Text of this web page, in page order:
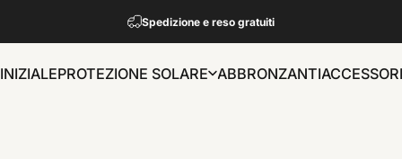
Spedizione e reso gratuiti
INIZIALEPROTEZIONE SOLARE ABBRONZANTIACCESSORI